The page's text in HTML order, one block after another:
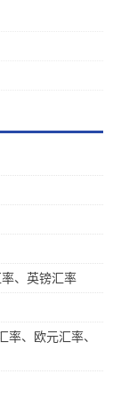
、英镑汇率
、欧元汇率、